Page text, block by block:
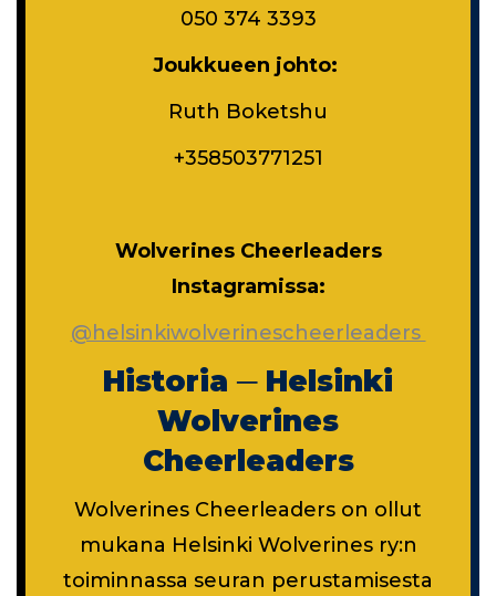
050 374 3393
Joukkueen johto:
Ruth Boketshu
+358503771251
Wolverines Cheerleaders
Instagramissa:
@helsinkiwolverinescheerleaders
Historia ─ Helsinki
Wolverines
Cheerleaders
Wolverines Cheerleaders on ollut
mukana Helsinki Wolverines ry:n
toiminnassa seuran perustamisesta